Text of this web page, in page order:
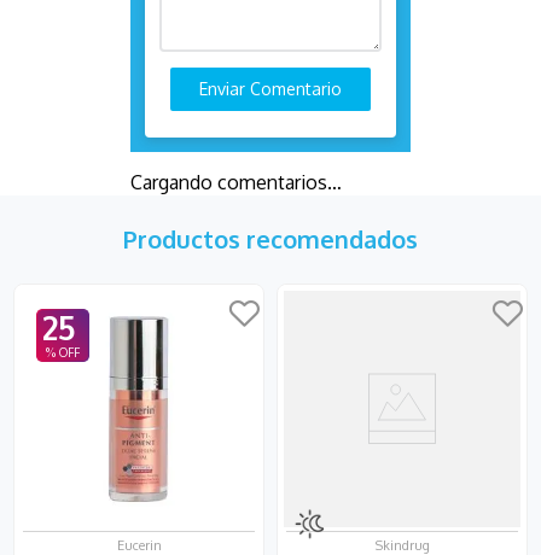
Enviar Comentario
Cargando comentarios…
Productos recomendados
25
Eucerin Skindrug